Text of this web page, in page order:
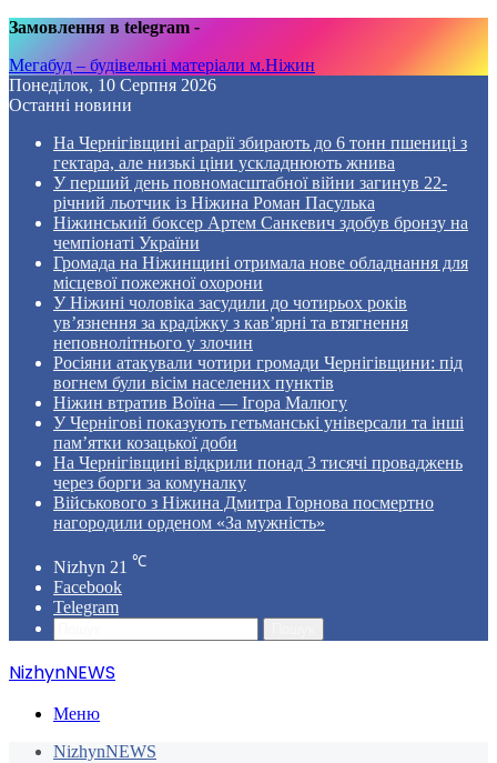
Замовлення в telegram -
Мегабуд – будівельні матеріали м.Ніжин
Понеділок, 10 Серпня 2026
Останні новини
На Чернігівщині аграрії збирають до 6 тонн пшениці з
гектара, але низькі ціни ускладнюють жнива
У перший день повномасштабної війни загинув 22-
річний льотчик із Ніжина Роман Пасулька
Ніжинський боксер Артем Санкевич здобув бронзу на
чемпіонаті України
Громада на Ніжинщині отримала нове обладнання для
місцевої пожежної охорони
У Ніжині чоловіка засудили до чотирьох років
ув’язнення за крадіжку з кав’ярні та втягнення
неповнолітнього у злочин
Росіяни атакували чотири громади Чернігівщини: під
вогнем були вісім населених пунктів
Ніжин втратив Воїна — Ігора Малюгу
У Чернігові показують гетьманські універсали та інші
пам’ятки козацької доби
На Чернігівщині відкрили понад 3 тисячі проваджень
через борги за комуналку
Військового з Ніжина Дмитра Горнова посмертно
нагородили орденом «За мужність»
Nizhyn 21 ℃
Facebook
Telegram
NizhynNEWS
Меню
NizhynNEWS